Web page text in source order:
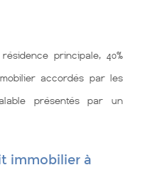
principale, 40%
accordés par les
présentés par un
immobilier à